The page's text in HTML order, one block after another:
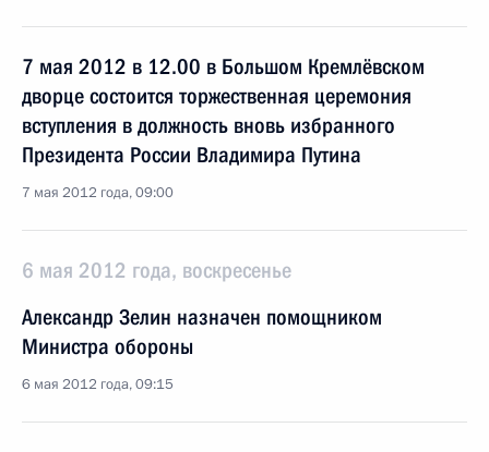
7 мая 2012 в 12.00 в Большом Кремлёвском
дворце состоится торжественная церемония
вступления в должность вновь избранного
Президента России Владимира Путина
7 мая 2012 года, 09:00
6 мая 2012 года, воскресенье
Александр Зелин назначен помощником
Министра обороны
6 мая 2012 года, 09:15